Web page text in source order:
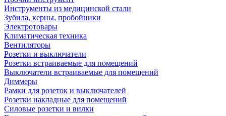
Инструменты из медицинской стали
Зубила, керны, пробойники
Электротовары
Климатическая техника
Вентиляторы
Розетки и выключатели
Розетки встраиваемые для помещений
Выключатели встраиваемые для помещений
Диммеры
Рамки для розеток и выключателей
Розетки накладные для помещений
Силовые розетки и вилки